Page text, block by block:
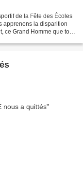
de la Fête des Écoles
apprenons la disparition
Grand Homme que tout